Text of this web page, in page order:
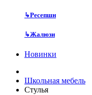
↳Ресепшн
↳Жалюзи
Новинки
Школьная мебель
Стулья